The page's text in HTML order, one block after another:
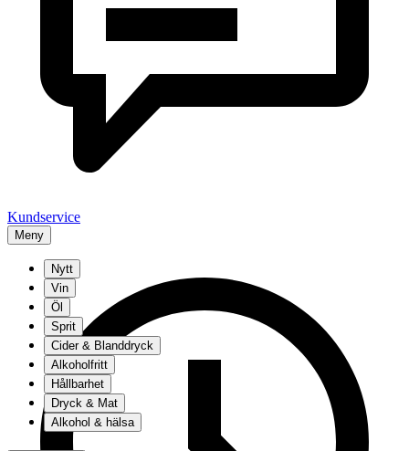
Kundservice
Meny
Nytt
Vin
Öl
Sprit
Cider & Blanddryck
Alkoholfritt
Hållbarhet
Dryck & Mat
Alkohol & hälsa